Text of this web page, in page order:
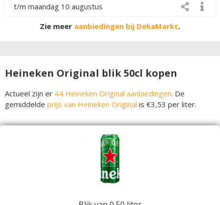
t/m maandag 10 augustus
Zie meer aanbiedingen bij DekaMarkt.
Heineken Original blik 50cl kopen
Actueel zijn er 44 Heineken Original aanbiedingen. De
gemiddelde prijs van Heineken Original is €3,53 per liter.